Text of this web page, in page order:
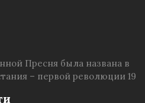
Пресня была названа в
– первой революции 19